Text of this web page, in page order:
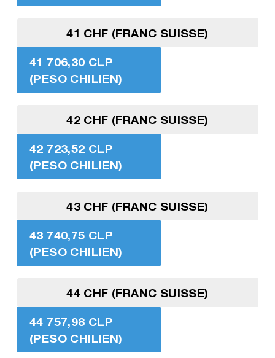
41 CHF (FRANC SUISSE)
41 706,30 CLP
(PESO CHILIEN)
42 CHF (FRANC SUISSE)
42 723,52 CLP
(PESO CHILIEN)
43 CHF (FRANC SUISSE)
43 740,75 CLP
(PESO CHILIEN)
44 CHF (FRANC SUISSE)
44 757,98 CLP
(PESO CHILIEN)